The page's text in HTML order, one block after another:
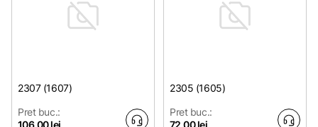
2307 (1607)
Pret buc.:
106,00 lei
2305 (1605)
Pret buc.:
72,00 lei